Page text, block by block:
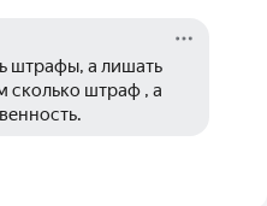
штрафы, а лишать
сколько штраф , а